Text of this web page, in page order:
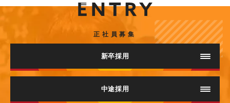
正社員募集
新卒採用
採用情報（インストラクター職）
中途採用